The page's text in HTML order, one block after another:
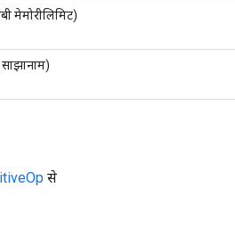
मेमोरीलिमिट)
साझानाम)
से